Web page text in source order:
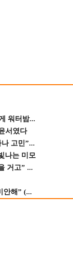
워터밤...
서였다
고민”...
나는 미모
거고” ...
안해” (...